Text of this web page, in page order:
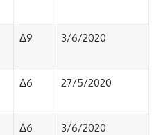
Δ9 3/6/2020
Δ6 27/5/2020
Δ6 3/6/2020